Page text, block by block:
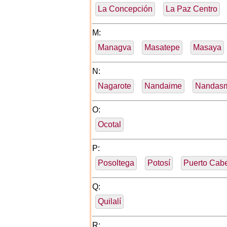
La Concepción La Paz Centro
M:
Managva
Masatepe Masaya
N:
Nagarote
Nandaime
O:
Ocotal
P:
Posoltega
Potosí Puerto
Q:
Quilalí
R: